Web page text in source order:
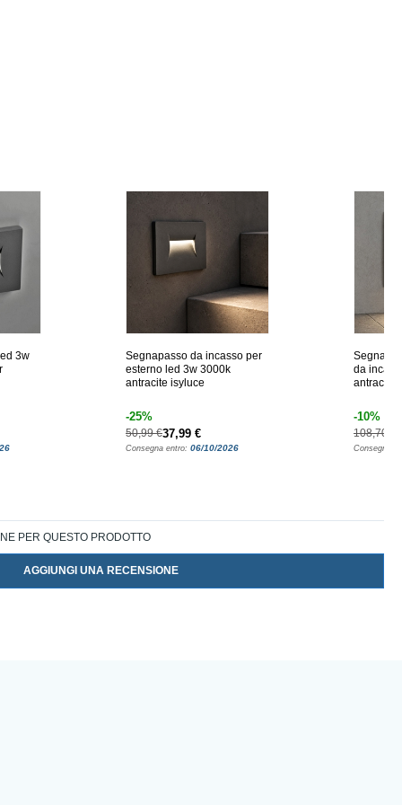
3w
Segnapasso da incasso per
esterno led 3w 3000k
antracite isyluce
-25%
50,99 €37,99 €
Consegna entro: 06/10/2026
da
antracite
-10%
108,70 €
Consegna
PER QUESTO PRODOTTO
AGGIUNGI UNA RECENSIONE